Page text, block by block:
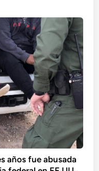
años fue abusada